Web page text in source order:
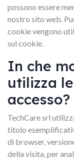
possono essere
nostro sito web.
cookie vengono
sui cookie.
In che
utilizza
accesso?
TechCare srl
titolo
di browser,
della visita, per